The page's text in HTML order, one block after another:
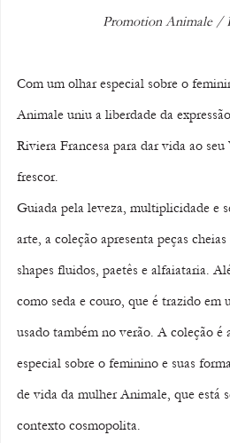
Promotion Animale /
Com um olhar especial sobre o
Animale uniu a liberdade da
Riviera Francesa para dar vida ao
frescor.
Guiada pela leveza, multiplicidade e
arte, a coleção apresenta peças
shapes fluidos, paetês e alfaiataria.
como seda e couro, que é trazido em
usado também no verão. A coleção é
especial sobre o feminino e suas
de vida da mulher Animale, que está
contexto cosmopolita.